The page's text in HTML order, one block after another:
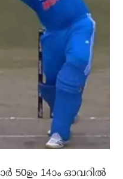
50ഉം 14ാം ഓവറില്‍